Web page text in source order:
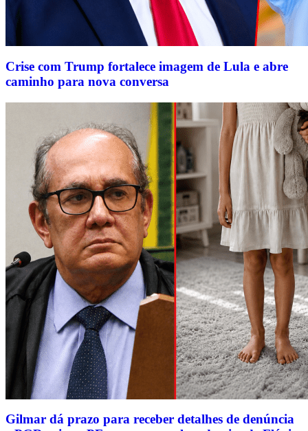
Crise com Trump fortalece imagem de Lula e abre
caminho para nova conversa
Gilmar dá prazo para receber detalhes de denúncia